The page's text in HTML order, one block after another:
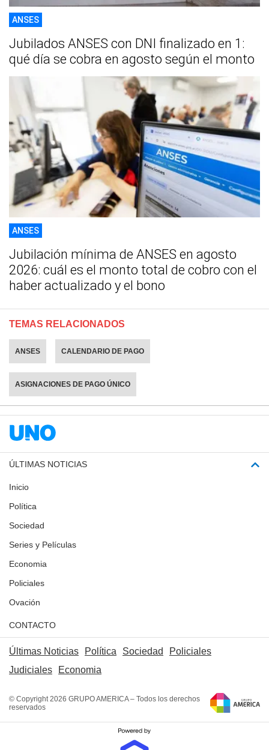
ANSES
Jubilados ANSES con DNI finalizado en 1:
qué día se cobra en agosto según el monto
ANSES
Jubilación mínima de ANSES en agosto
2026: cuál es el monto total de cobro con el
haber actualizado y el bono
TEMAS RELACIONADOS
ANSES CALENDARIO DE PAGO
ASIGNACIONES DE PAGO ÚNICO
ÚLTIMAS NOTICIAS
Inicio
Política
Sociedad
Series y Películas
Economia
Policiales
Ovación
CONTACTO
Últimas Noticias Política Sociedad
Policiales
Judiciales
Economia
© Copyright 2026 GRUPO AMERICA – Todos los derechos
reservados